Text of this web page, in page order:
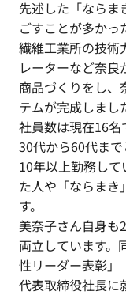
先述した「ならま
ごすことが多か
繊維工業所の技術
レーターなど奈
商品づくりをし、
テムが完成しまし
社員数は現在16名
30代から60代ま
10年以上勤務し
た人や「ならまき
す。
美奈子さん自身も
両立しています。
性リーダー表彰」
代表取締役社長に